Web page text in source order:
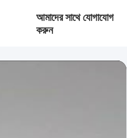
আমাদের সাথে যোগাযোগ
করুন